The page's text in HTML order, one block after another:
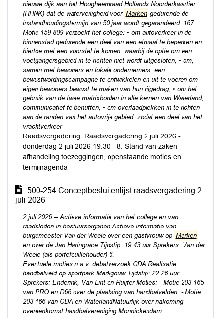
nieuwe dijk aan het Hoogheemraad Hollands Noorderkwartier
(HHNK) dat de waterveiligheid voor Marken gedurende de
instandhoudingstermijn van 50 jaar wordt gegarandeerd. 167
Motie 159-809 verzoekt het college: • om autoverkeer in de
binnenstad gedurende een deel van een etmaal te beperken en
hiertoe met een voorstel te komen, waarbij de optie om een
voetgangersgebied in te richten niet wordt uitgesloten, • om,
samen met bewoners en lokale ondernemers, een
bewustwordingscampagne te ontwikkelen en uit te voeren om
eigen bewoners bewust te maken van hun rijgedrag, • om het
gebruik van de twee matrixborden in alle kernen van Waterland,
communicatief te benutten, • om overlaadplekken in te richten
aan de randen van het autovrije gebied, zodat een deel van het
vrachtverkeer
Raadsvergadering: Raadsvergadering 2 juli 2026 -
donderdag 2 juli 2026 19:30 - 8. Stand van zaken
afhandeling toezeggingen, openstaande moties en
termijnagenda
500-254 Conceptbesluitenlijst raadsvergadering 2
juli 2026
2 juli 2026 -- Actieve informatie van het college en van
raadsleden in bestuursorganen Actieve informatie van
burgemeester Van der Weele over een gastvrouw op Marken
en over de Jan Haringrace Tijdstip: 19.43 uur Sprekers: Van der
Weele (als portefeuillehouder) 6.
Eventuele moties n.a.v. debatverzoek CDA Realisatie
handbalveld op sportpark Markgouw Tijdstip: 22.26 uur
Sprekers: Enderink, Van Lint en Ruijter Moties: - Motie 203-165
van PRO en D66 over de plaatsing van handbalvelden; - Motie
203-166 van CDA en WaterlandNatuurlijk over nakoming
overeenkomst handbalvereniging Monnickendam.